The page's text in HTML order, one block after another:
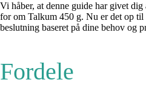
Vi håber, at denne guide har givet
for om Talkum 450 g. Nu er det op
beslutning baseret på dine behov og
Fordele